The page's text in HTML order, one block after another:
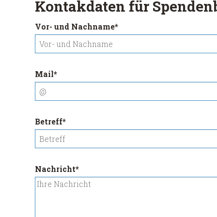
Kontakdaten für
Pflichtfeld
Vor- und Nachname*
Pflichtfeld
Mail*
Pflichtfeld
Betreff*
Pflichtfeld
Nachricht*